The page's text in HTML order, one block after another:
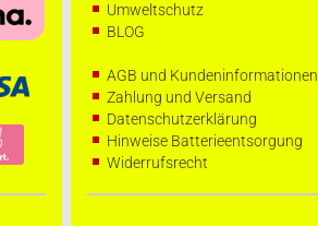
Umweltschutz
BLOG
AGB und Kundeninformationen
Zahlung und Versand
Datenschutzerklärung
Hinweise Batterieentsorgung
Widerrufsrecht